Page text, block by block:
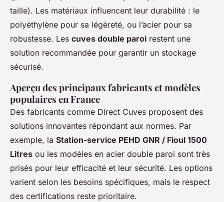
taille). Les matériaux influencent leur durabilité : le
polyéthylène pour sa légèreté, ou l’acier pour sa
robustesse. Les cuves double paroi restent une
solution recommandée pour garantir un stockage
sécurisé.
Aperçu des principaux fabricants et modèles
populaires en France
Des fabricants comme Direct Cuves proposent des
solutions innovantes répondant aux normes. Par
exemple, la Station-service PEHD GNR / Fioul 1500
Litres ou les modèles en acier double paroi sont très
prisés pour leur efficacité et leur sécurité. Les options
varient selon les besoins spécifiques, mais le respect
des certifications reste prioritaire.